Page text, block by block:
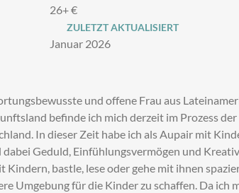
26+ €
ZULETZT AKTUALISIERT
Januar 2026
und offene Frau aus
befinde ich mich derzeit im Prozess der
In dieser Zeit habe ich als Aupair mit
Geduld, Einfühlungsvermögen und
Kindern, bastle, lese oder gehe mit ihnen
Umgebung für die Kinder zu schaffen. Da ich